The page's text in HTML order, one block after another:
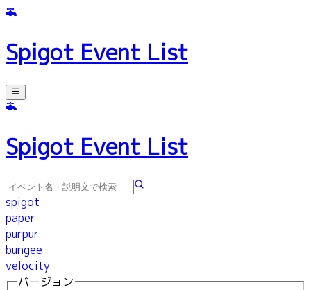
Spigot Event List
Spigot Event List
spigot
paper
purpur
bungee
velocity
バージョン